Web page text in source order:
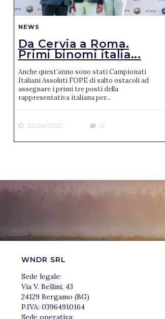
NEWS
Da Cervia a Roma.
Primi binomi italia...
Anche quest’anno sono stati Campionati
Italiani Assoluti FOPE di salto ostacoli ad
assegnare i primi tre posti della
rappresentativa italiana per...
22/04/2025 0
WNDR SRL
Sede legale:
Via V. Bellini, 43
24129 Bergamo (BG)
P.IVA: 03964910164
Sede operativa: